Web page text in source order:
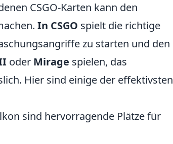
CSGO-Karten kann den
In CSGO spielt die richtige
zu starten und den
oder Mirage spielen, das
Hier sind einige der effektivsten
sind hervorragende Plätze für